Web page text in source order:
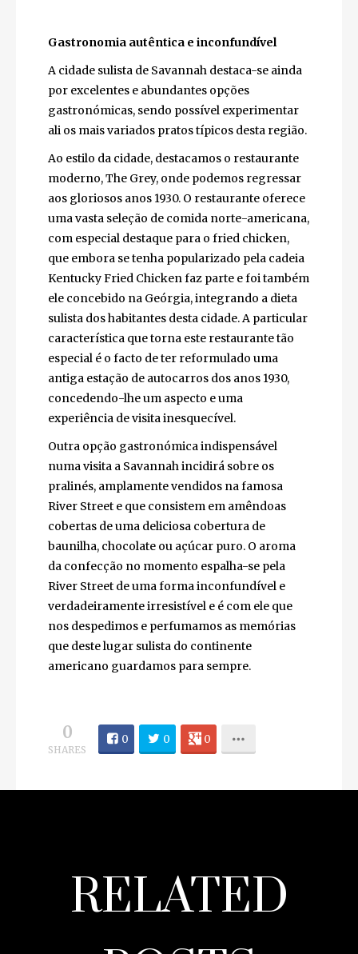
programas documentais e dando palco a
várias séries e filmes. O canal televisivo
Travel Channel classificou-a no seu ranking
como um dos sítios dos mais assustadores da
América.
Gastronomia autêntica e inconfundível
A cidade sulista de Savannah destaca-se
ainda por excelentes e abundantes opções
gastronómicas, sendo possível
experimentar ali os mais variados pratos
típicos desta região.
Ao estilo da cidade, destacamos o
restaurante moderno, The Grey, onde
podemos regressar aos gloriosos anos 1930.
O restaurante oferece uma vasta seleção de
comida norte-americana, com especial
destaque para o fried chicken, que embora
Fried Chicken faz parte e foi também ele
concebido na Geórgia, integrando a dieta
sulista dos habitantes desta cidade. A
particular característica que torna este
restaurante tão especial é o facto de ter
reformulado uma antiga estação de
autocarros dos anos 1930, concedendo-lhe
um aspecto e uma experiência de visita
inesquecível.
Outra opção gastronómica indispensável
numa visita a Savannah incidirá sobre os
cobertas de uma deliciosa cobertura de
baunilha, chocolate ou açúcar puro. O aroma